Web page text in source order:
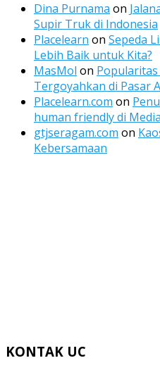
Dina Purnama on
Supir Truk di Indonesia
Placelearn on Sepeda
Lebih Baik untuk Kita?
MasMol on
Tergoyahkan di Pasar
Placelearn.com on
human friendly di
gtjseragam.com on
Kebersamaan
KONTAK UC